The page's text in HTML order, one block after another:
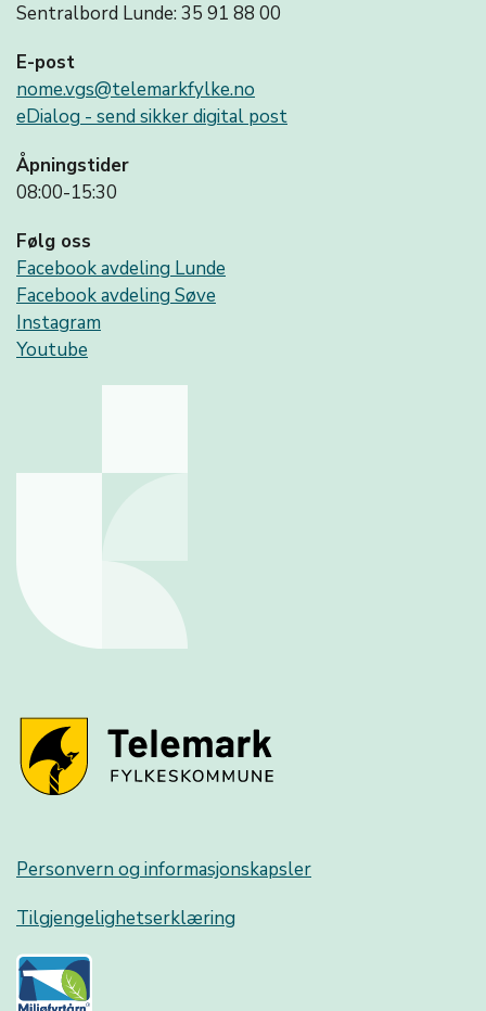
Sentralbord Lunde: 35 91 88 00
E-post
nome.vgs@telemarkfylke.no
eDialog - send sikker digital post
Åpningstider
08:00-15:30
Følg oss
Facebook avdeling Lunde
Facebook avdeling Søve
Instagram
Youtube
Personvern og informasjonskapsler
Tilgjengelighetserklæring